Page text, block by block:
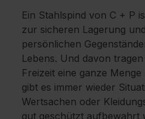
Ein Stahlspind von C + P
zur sicheren Lagerung
persönlichen
Lebens. Und davon
Freizeit eine ganze
gibt es immer wieder
Wertsachen oder
gut geschützt aufbewahrt